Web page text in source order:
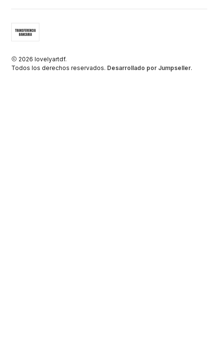
2026 lovelyartdf.
Todos los derechos reservados. Desarrollado por Jumpseller.